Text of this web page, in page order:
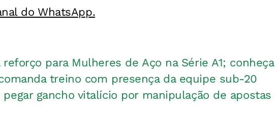
do WhatsApp.
reforço para Mulheres de Aço na Série A1; conheça
treino com presença da equipe sub-20
pegar gancho vitalício por manipulação de apostas